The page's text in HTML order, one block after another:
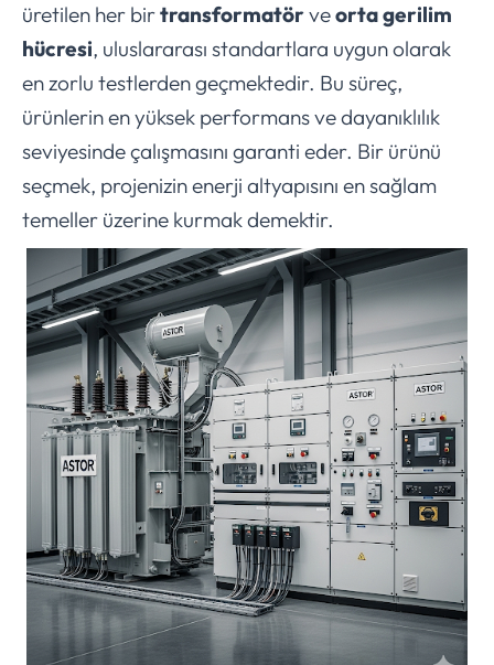
üretilen her birtransformatörveorta gerilim
hücresi, uluslararası standartlara uygun olarak
en zorlu testlerden geçmektedir. Bu süreç,
ürünlerin en yüksek performans ve dayanıklılık
seviyesinde çalışmasını garanti eder. Bir ürünü
seçmek, projenizin enerji altyapısını en sağlam
temeller üzerine kurmak demektir.